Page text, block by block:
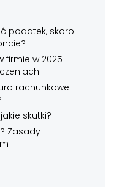
podatek, skoro
firmie w 2025
rachunkowe
skutki?
Zasady